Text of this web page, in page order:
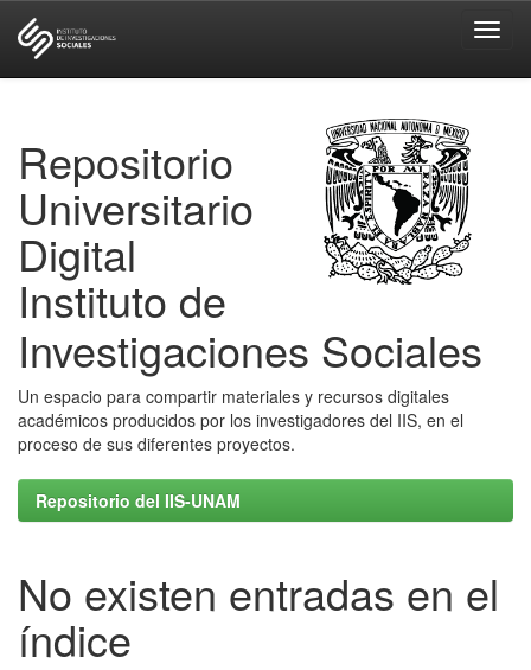
Repositorio
Universitario
Digital
Instituto de
Investigaciones Sociales
Un espacio para compartir materiales y recursos digitales
académicos producidos por los investigadores del IIS, en el
proceso de sus diferentes proyectos.
Repositorio del IIS-UNAM
No existen entradas en el
índice